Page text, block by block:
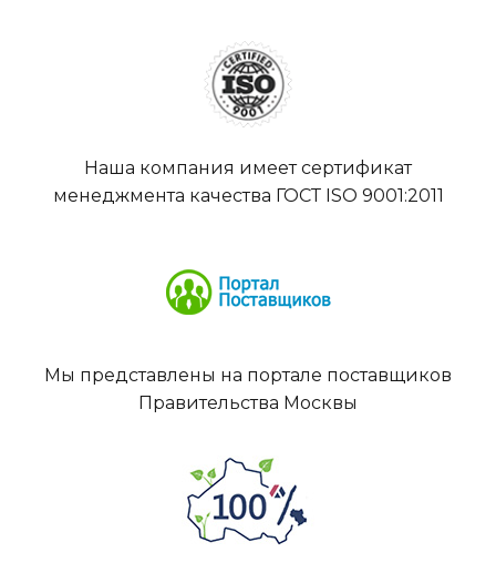
Наша компания имеет сертификат
менеджмента качества ГОСТ ISO 9001:2011
Мы представлены на портале поставщиков
Правительства Москвы